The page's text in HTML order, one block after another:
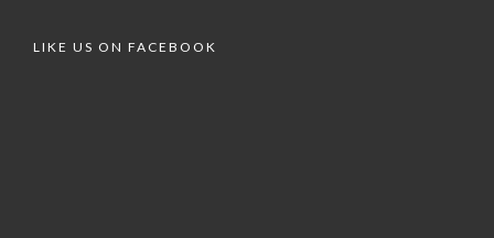
LIKE US ON FACEBOOK